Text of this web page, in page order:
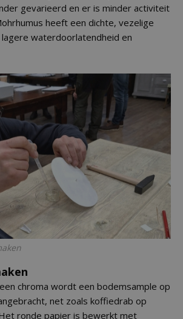
gevarieerd en er is minder activiteit
heeft een dichte, vezelige
waterdoorlatendheid en
chroma wordt een bodemsample op
net zoals koffiedrab op
ronde papier is bewerkt met